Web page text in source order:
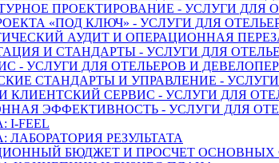
ПРОЕКТИРОВАНИЕ - УСЛУГИ ДЛЯ
«ПОД КЛЮЧ» - УСЛУГИ ДЛЯ
АУДИТ И ОПЕРАЦИОННАЯ
И СТАНДАРТЫ - УСЛУГИ ДЛЯ
- УСЛУГИ ДЛЯ ОТЕЛЬЕРОВ И
СТАНДАРТЫ И УПРАВЛЕНИЕ -
КЛИЕНТСКИЙ СЕРВИС - УСЛУГИ ДЛЯ
ЭФФЕКТИВНОСТЬ - УСЛУГИ ДЛЯ
I-FEEL
ЛАБОРАТОРИЯ РЕЗУЛЬТАТА
БЮДЖЕТ И ПРОСЧЕТ